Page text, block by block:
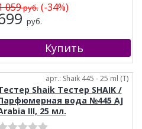
059руб.(-34%)
руб.
арт.: Shaik 445 - 25 ml (T)
Shaik Тестер SHAIK /
вода №445 AJ
III, 25 мл.